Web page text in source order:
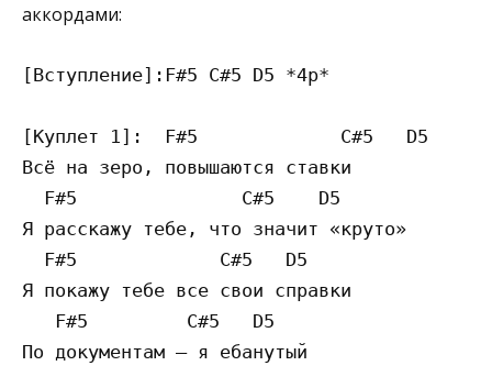
аккордами:
[Вступление]:F#5 C#5 D5 *4р*
[Куплет 1]:  F#5             C#5   D5
Всё на зеро, повышаются ставки
  F#5               C#5    D5
Я расскажу тебе, что значит «круто»
  F#5             C#5   D5
Я покажу тебе все свои справки
   F#5         C#5   D5
По документам — я ебанутый